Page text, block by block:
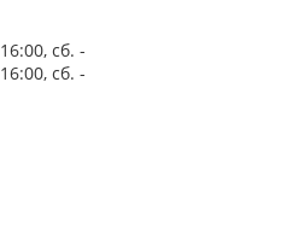
сб. -
сб. -